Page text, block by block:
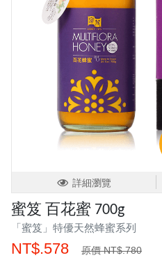
詳細瀏覽
蜜笈 百花蜜 700g
「蜜笈」特優天然蜂蜜系列
NT$.578 原價 NT$.780